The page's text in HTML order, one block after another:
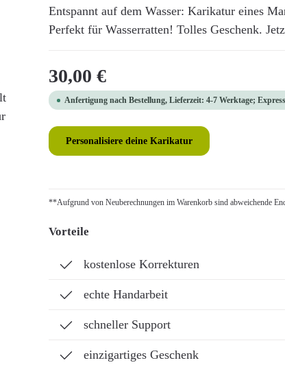
Entspannt auf dem Wasser: Karikatur eines
Perfekt für Wasserratten! Tolles Geschenk.
Regulärer Preis:
30,00 €
Anfertigung nach Bestellung, Lieferzeit: 4-7 Werktage;
Personalisiere deine Karikatur
**Aufgrund von Neuberechnungen im Warenkorb sind abweichende
Vorteile
kostenlose Korrekturen
echte Handarbeit
schneller Support
einzigartiges Geschenk